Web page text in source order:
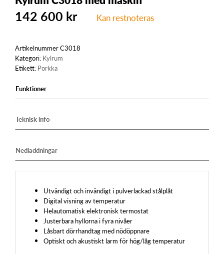
142 600 kr Kan restnoteras
ArtikelnummerC3018
Kategori: Kylrum
Etikett: Porkka
Funktioner
Teknisk info
Nedladdningar
Utvändigt och invändigt i pulverlackad stålplåt
Digital visning av temperatur
Helautomatisk elektronisk termostat
Justerbara hyllorna i fyra nivåer
Låsbart dörrhandtag med nödöppnare
Optiskt och akustiskt larm för hög/låg temperatur